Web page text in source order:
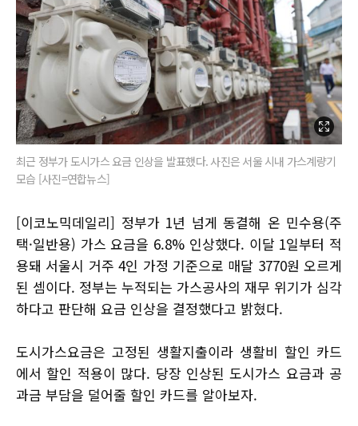
최근 정부가 도시가스 요금 인상을 발표했다. 사진은 서울 시내 가스계량기
모습 [사진=연합뉴스]
[이코노믹데일리] 정부가 1년 넘게 동결해 온 민수용(주
택·일반용) 가스 요금을 6.8% 인상했다. 이달 1일부터 적
용돼 서울시 거주 4인 가정 기준으로 매달 3770원 오르게
된 셈이다. 정부는 누적되는 가스공사의 재무 위기가 심각
하다고 판단해 요금 인상을 결정했다고 밝혔다.
도시가스요금은 고정된 생활지출이라 생활비 할인 카드
에서 할인 적용이 많다. 당장 인상된 도시가스 요금과 공
과금 부담을 덜어줄 할인 카드를 알아보자.